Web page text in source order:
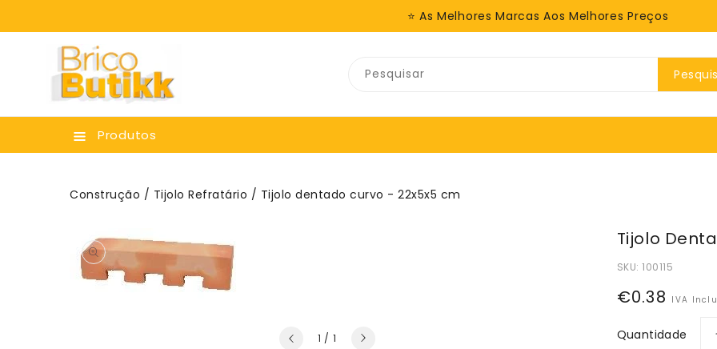
⭐ As Melhores Marcas Aos Melhores Preços
Produtos
Construção / Tijolo Refratário / Tijolo dentado curvo - 22x5x5 cm
1 / de
1
Tijolo
SKU: 100115
Preço
€0.38 IVA
Quantidade